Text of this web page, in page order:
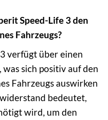
Speed-Life 3 den
Fahrzeugs?
verfügt über einen
sich positiv auf den
Fahrzeugs auswirken
bedeutet,
wird, um den